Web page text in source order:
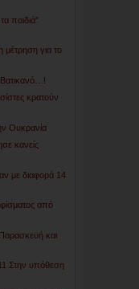
παιδιά”
μέτρηση για το
κρατούν
Ουκρανία
κανείς
με διαφορά 14
από
και
Στην υπόθεση